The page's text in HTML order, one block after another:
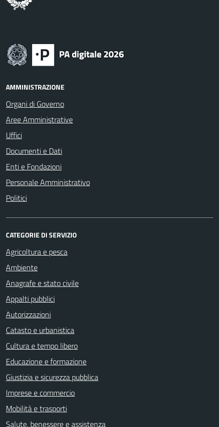
AMMINISTRAZIONE
Organi di Governo
Aree Amministrative
Uffici
Documenti e Dati
Enti e Fondazioni
Personale Amministrativo
Politici
CATEGORIE DI SERVIZIO
Agricoltura e pesca
Ambiente
Anagrafe e stato civile
Appalti pubblici
Autorizzazioni
Catasto e urbanistica
Cultura e tempo libero
Educazione e formazione
Giustizia e sicurezza pubblica
Imprese e commercio
Mobilità e trasporti
Salute, benessere e assistenza